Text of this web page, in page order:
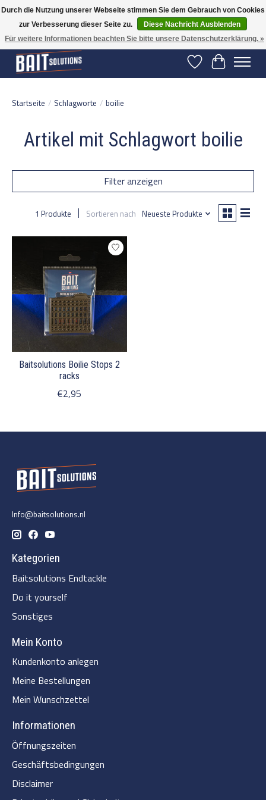
Gratis verzending vanaf 50 euro binnen NL | Op voorraad binnen 2-5 werkdagen
verzonden | België vanaf 70 euro gratis verzonden
Wunschzettel
Ihr
Startseite / Schlagworte / boilie
Artikel mit Schlagwort boilie
Filter anzeigen
1 Produkte Sortieren nach Neueste Produkte
Baitsolutions Boilie Stops 2
racks
€2,95
Info@baitsolutions.nl
Kategorien
Baitsolutions Endtackle
Do it yourself
Sonstiges
Mein Konto
Kundenkonto anlegen
Meine Bestellungen
Mein Wunschzettel
Informationen
Öffnungszeiten
Geschäftsbedingungen
Disclaimer
Durch die Nutzung unserer Webseite stimmen Sie dem Gebrauch von Cookies
zur Verbesserung dieser Seite zu.
Diese Nachricht Ausblenden
Für weitere Informationen beachten Sie bitte unsere Datenschutzerklärung. »